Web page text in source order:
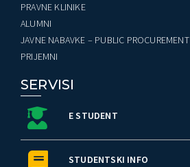
PRAVNE KLINIKE
ALUMNI
JAVNE NABAVKE – PUBLIC PROCUREMENT
PRIJEMNI
SERVISI
E STUDENT
STUDENTSKI INFO